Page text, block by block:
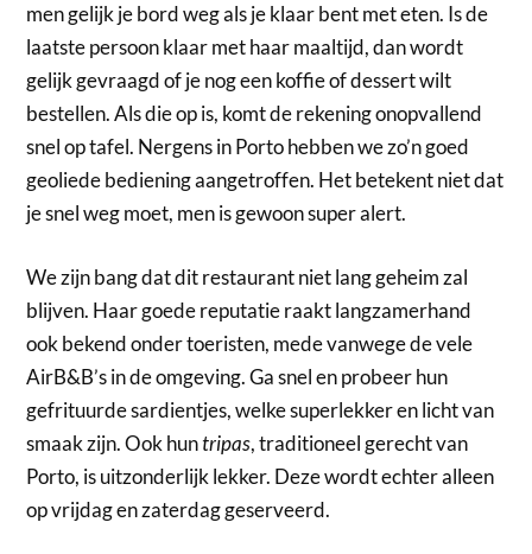
men gelijk je bord weg als je klaar bent met eten. Is de
laatste persoon klaar met haar maaltijd, dan wordt
gelijk gevraagd of je nog een koffie of dessert wilt
bestellen. Als die op is, komt de rekening onopvallend
snel op tafel. Nergens in Porto hebben we zo’n goed
geoliede bediening aangetroffen. Het betekent niet dat
je snel weg moet, men is gewoon super alert.
We zijn bang dat dit restaurant niet lang geheim zal
blijven. Haar goede reputatie raakt langzamerhand
ook bekend onder toeristen, mede vanwege de vele
AirB&B’s in de omgeving. Ga snel en probeer hun
gefrituurde sardientjes, welke superlekker en licht van
smaak zijn. Ook huntripas, traditioneel gerecht van
Porto, is uitzonderlijk lekker. Deze wordt echter alleen
op vrijdag en zaterdag geserveerd.